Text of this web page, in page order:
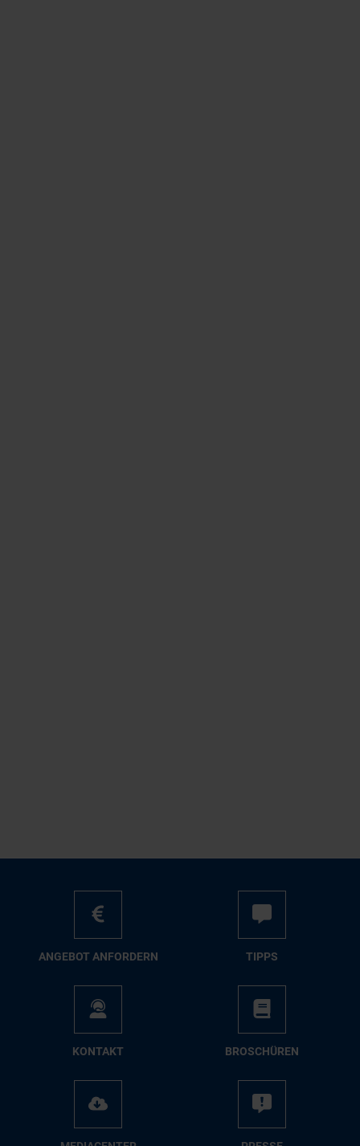
AN­GE­BOT AN­FOR­DERN TIPPS
KON­TAKT BRO­SCHÜ­REN